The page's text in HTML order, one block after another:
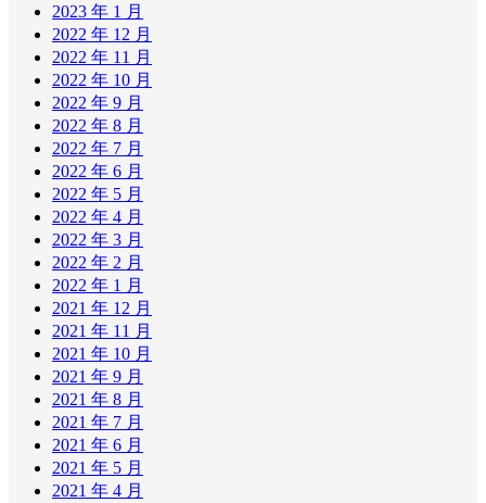
2023 年 1 月
2022 年 12 月
2022 年 11 月
2022 年 10 月
2022 年 9 月
2022 年 8 月
2022 年 7 月
2022 年 6 月
2022 年 5 月
2022 年 4 月
2022 年 3 月
2022 年 2 月
2022 年 1 月
2021 年 12 月
2021 年 11 月
2021 年 10 月
2021 年 9 月
2021 年 8 月
2021 年 7 月
2021 年 6 月
2021 年 5 月
2021 年 4 月